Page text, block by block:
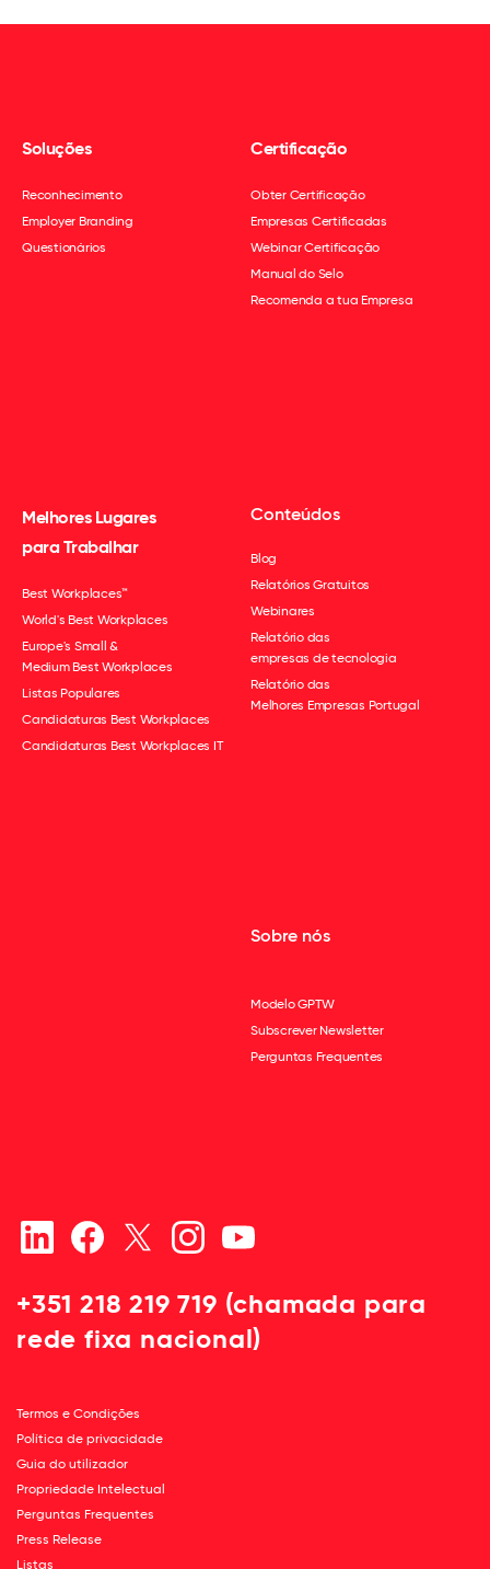
Soluções
Reconhecimento
Employer Branding
Questionários
Certificação
Obter Certificação
Empresas Certificadas
Webinar Certificação
Manual do Selo
Recomenda a tua Empresa
Melhores Lugares
para Trabalhar
Best Workplaces™
World's Best Workplaces
Europe's Small &
Medium Best Workplaces
Listas Populares
Candidaturas Best Workplaces
Candidaturas Best Workplaces IT
Conteúdos
Blog
Relatórios Gratuitos
Webinares
Relatório das
empresas de tecnologia
Relatório das
Melhores Empresas Portugal
Sobre nós
Modelo GPTW
Subscrever Newsletter
Perguntas Frequentes
+351 218 219 719 (chamada para
rede fixa nacional)
Termos e Condições
Política de privacidade
Guia do utilizador
Propriedade Intelectual
Perguntas Frequentes
Press Release
Listas